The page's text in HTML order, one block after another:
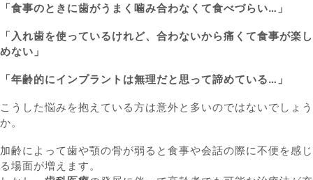
「食事のときに歯がうまく噛み合わなくて食べづらい…」
「入れ歯を使っているけれど、合わないから痛くて食事が楽し
めない」
「年齢的にインプラントは無理だと思って諦めている…」
こうした悩みを抱えている方は意外と多いのではないでしょう
か。
加齢によって歯や顎の骨が弱ると食事や会話の際に不便を感じ
る場面が増えます。